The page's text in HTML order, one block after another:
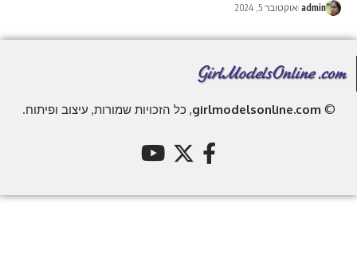
admin אוקטובר 5, 2024
©
girlmodelsonline.com, כל הזכויות שמורות, עיצוב ופיתוח.